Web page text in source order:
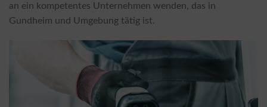
an ein kompetentes Unternehmen wenden, das in
Gundheim und Umgebung tätig ist.